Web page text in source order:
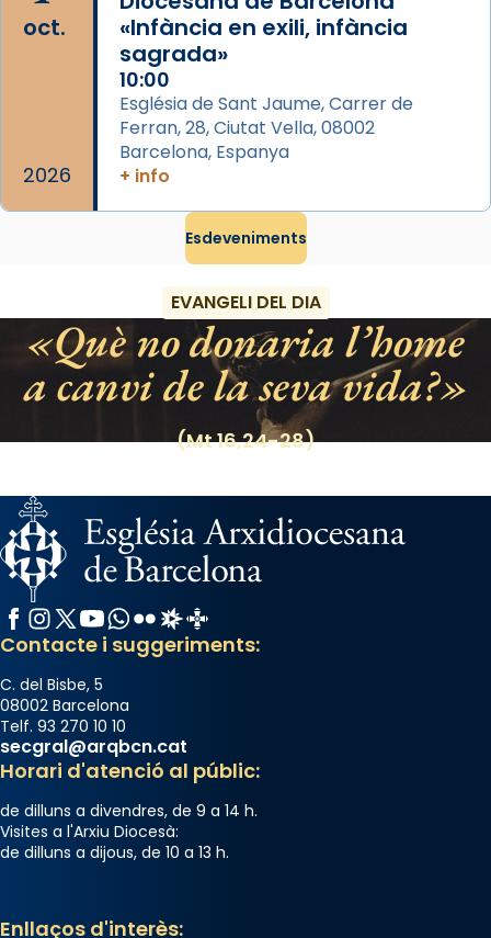
del temple amb les relíquies de les santes.
Des de 1985 hi participa també un grup de
diablesses amb música i ball propis. Festa
gran a Mataró.
«Si vols saber què és calor, ves per les
Santes a Mataró»🥵.
Photo
Share
oct.
2026
«Infància en exili, infància
sagrada»
10:00
Església de Sant Jaume, Carrer de
Ferran, 28, Ciutat Vella, 08002
Barcelona, Espanya
+ info
Esdeveniments
EVANGELI DEL DIA
Què no donaria l’home
a canvi de la seva vida?
(Mt 16,24-28)
Facebook
Instagram
X / Twitter
YouTube
WhatsApp
FlickrRadio Estel
Catalunya Cristiana
Contacte i suggeriments:
C. del Bisbe, 5
08002 Barcelona
Telf. 93 270 10 10
secgral@arqbcn.cat
Horari d'atenció al públic:
de dilluns a divendres, de 9 a 14 h.
Visites a l'Arxiu Diocesà:
de dilluns a dijous, de 10 a 13 h.
Enllaços d'interès: